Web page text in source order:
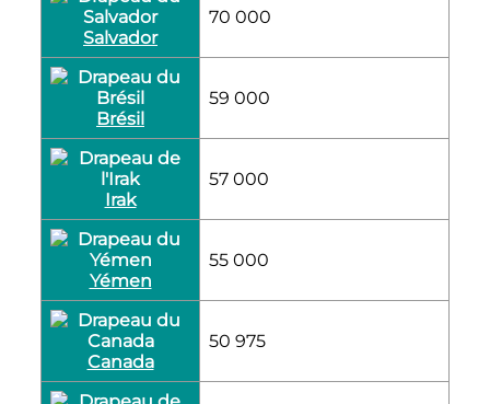
Salvador
70 000
Brésil
59 000
Irak
57 000
Yémen
55 000
Canada
50 975